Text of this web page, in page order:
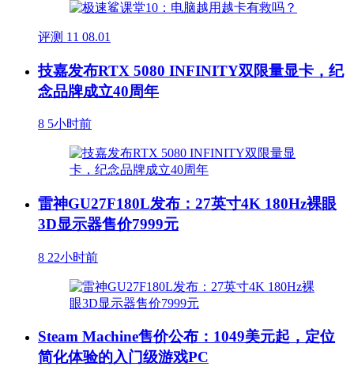
评测 11 08.01
技嘉发布RTX 5080 INFINITY双限量显卡，纪
念品牌成立40周年
8 5小时前
雷神GU27F180L发布：27英寸4K 180Hz裸眼
3D显示器售价7999元
8 22小时前
Steam Machine售价公布：1049美元起，定位
简化体验的入门级游戏PC